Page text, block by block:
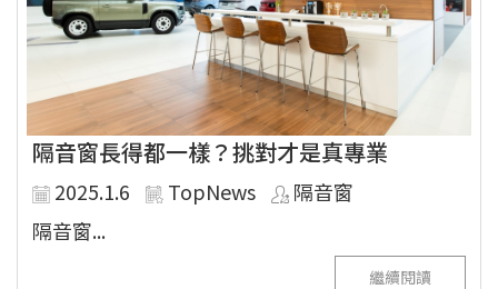
隔音窗長得都一樣？挑對才是真專業
2025.1.6 TopNews
隔音窗
隔音窗...
繼續閱讀